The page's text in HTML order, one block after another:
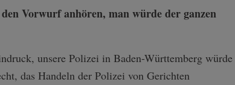
Vorwurf anhören, man würde der ganzen
unsere Polizei in Baden-Württemberg würde
das Handeln der Polizei von Gerichten